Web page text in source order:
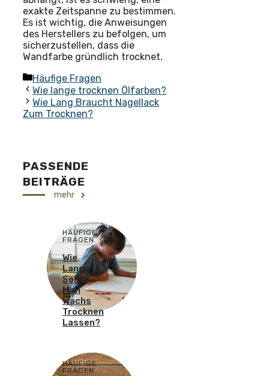
exakte Zeitspanne zu bestimmen.
Es ist wichtig, die Anweisungen
des Herstellers zu befolgen, um
sicherzustellen, dass die
Wandfarbe gründlich trocknet.
Kategorien
Häufige Fragen
Wie lange trocknen Ölfarben?
Wie Lang Braucht Nagellack
Zum Trocknen?
PASSENDE
BEITRÄGE
mehr
HÄUFIGE
FRAGEN
Wie
Lange
Sollte
Man
Wachs
Trocknen
Lassen?
HÄUFIGE
FRAGEN